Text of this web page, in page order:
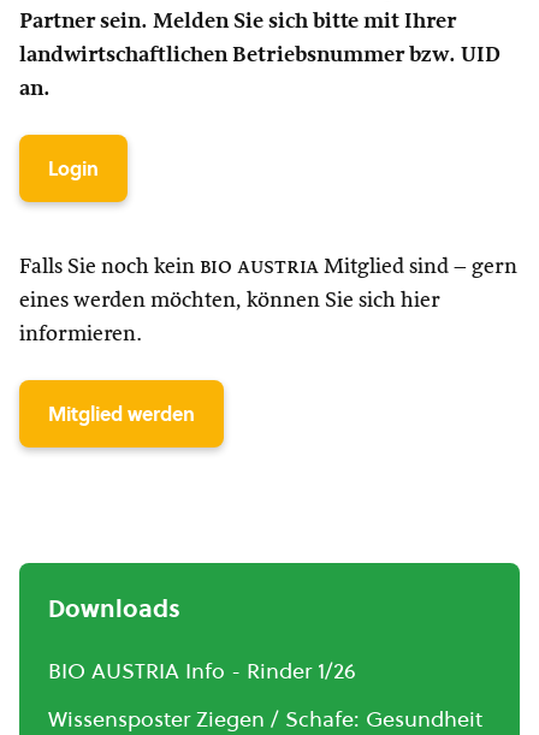
Partner sein. Melden Sie sich bitte mit Ihrer
landwirtschaftlichen Betriebsnummer bzw. UID
an.
Login
Falls Sie noch kein bio austria Mitglied sind – gern
eines werden möchten, können Sie sich hier
informieren.
Mitglied werden
Downloads
BIO AUSTRIA Info - Rinder 1/26
Wissensposter Ziegen / Schafe: Gesundheit